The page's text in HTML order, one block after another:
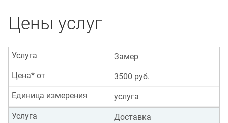
Цены услуг
Замер
Услуга
3500 руб.
Цена* от
услуга
Единица измерения
Доставка
Услуга